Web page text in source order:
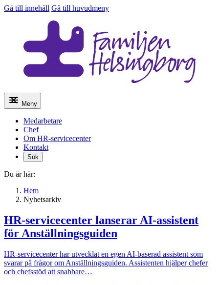
Gå till innehåll Gå till huvudmeny
Meny
Medarbetare
Chef
Om HR-servicecenter
Kontakt
Sök
Du är här:
Hem
Nyhetsarkiv
HR-servicecenter lanserar AI-assistent
för Anställningsguiden
HR-servicecenter har utvecklat en egen AI-baserad assistent som
svarar på frågor om Anställningsguiden. Assistenten hjälper chefer
och chefsstöd att snabbare…